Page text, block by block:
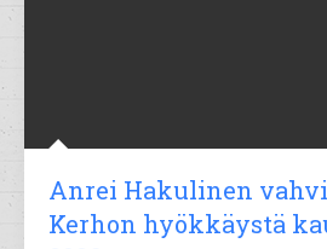
Anrei Hakulinen
Kerhon hyökkäystä